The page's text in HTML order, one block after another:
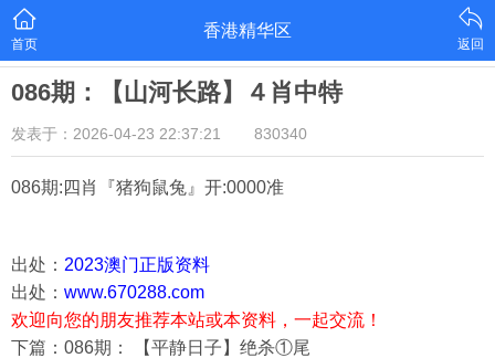
首页
香港精华区
返回
086期：【山河长路】４肖中特
发表于：2026-04-23 22:37:21 830340
086期:四肖『猪狗鼠兔 』开:0000准
出处： 2023澳门正版资料
出处： www.670288.com
欢迎向您的朋友推荐本站或本资料，一起交流！
下篇：086期： 【平静日子】绝杀①尾